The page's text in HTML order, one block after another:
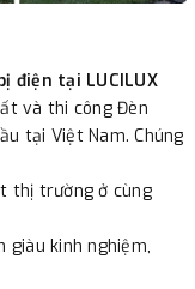
điện tại LUCILUX
và thi công Đèn
tại Việt Nam. Chúng
thị trường ở cùng
kinh nghiệm,